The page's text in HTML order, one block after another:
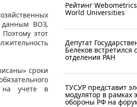
данным ВОЗ,
этот
сроки
на учете в
Рейтинг
World Universities
Депутат
Белеков встретился
отделения РАН
ТУСУР представит
модулятор в рамках
обороны РФ на